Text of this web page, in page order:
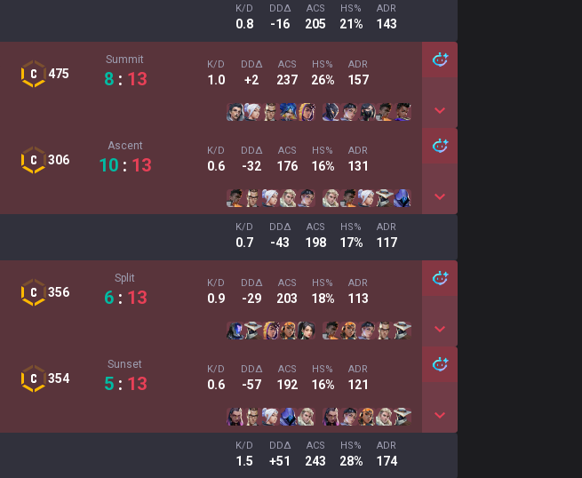
K/D
0.8
DDΔ
-16
ACS
205
HS%
21%
ADR
143
475
Summit
8 : 13
K/D
1.0
DDΔ
+2
ACS
237
HS%
26%
ADR
157
306
Ascent
10 : 13
K/D
0.6
DDΔ
-32
ACS
176
HS%
16%
ADR
131
K/D
0.7
DDΔ
-43
ACS
198
HS%
17%
ADR
117
356
Split
6 : 13
K/D
0.9
DDΔ
-29
ACS
203
HS%
18%
ADR
113
354
Sunset
5 : 13
K/D
0.6
DDΔ
-57
ACS
192
HS%
16%
ADR
121
K/D
1.5
DDΔ
+51
ACS
243
HS%
28%
ADR
174